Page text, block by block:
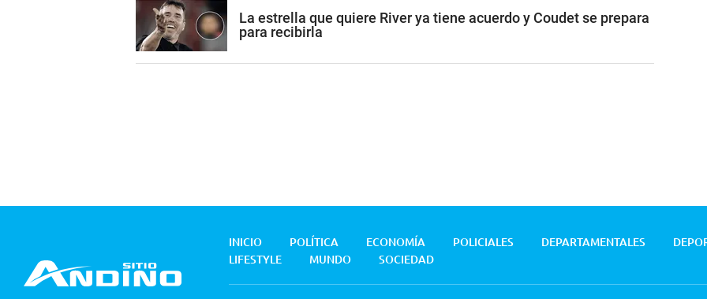
La estrella que quiere River ya tiene acuerdo y Coudet se prepara
para recibirla
INICIO POLÍTICA ECONOMÍA POLICIALES DEPARTAMENTALES
LIFESTYLE
MUNDO SOCIEDAD